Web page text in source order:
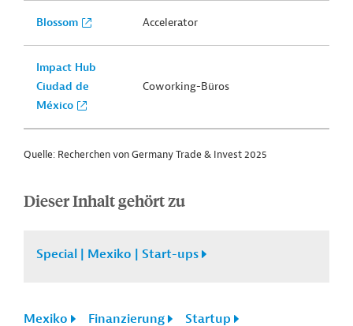
Blossom Accelerator
Impact Hub
Ciudad de
México
Coworking-Büros
Quelle: Recherchen von Germany Trade & Invest 2025
Dieser Inhalt gehört zu
Special | Mexiko | Start-ups
Mexiko Finanzierung
Startup